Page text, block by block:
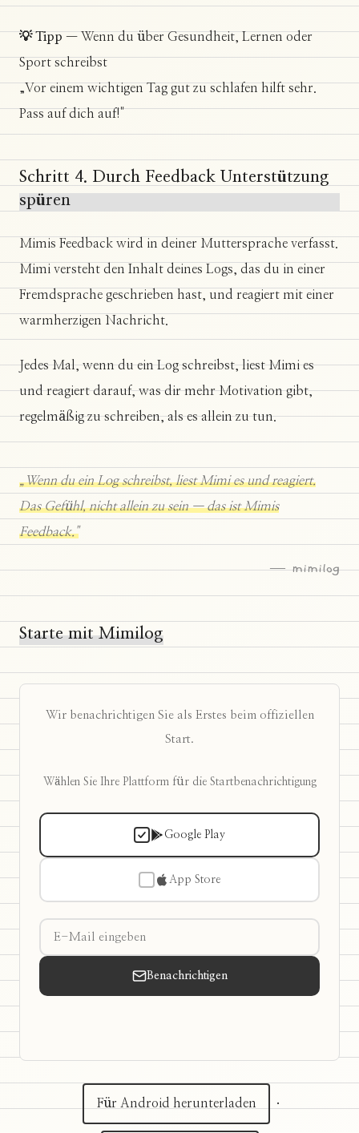
💡 Tipp — Wenn du über Gesundheit, Lernen oder
Sport schreibst
„Vor einem wichtigen Tag gut zu schlafen hilft sehr.
Pass auf dich auf!"
Schritt 4. Durch Feedback Unterstützung
spüren
Mimis Feedback wird in deiner Muttersprache verfasst.
Mimi versteht den Inhalt deines Logs, das du in einer
Fremdsprache geschrieben hast, und reagiert mit einer
warmherzigen Nachricht.
Jedes Mal, wenn du ein Log schreibst, liest Mimi es
und reagiert darauf, was dir mehr Motivation gibt,
regelmäßig zu schreiben, als es allein zu tun.
„Wenn du ein Log schreibst, liest Mimi es und reagiert.
Das Gefühl, nicht allein zu sein — das ist Mimis
Feedback."
— mimilog
Starte mit Mimilog
Wir benachrichtigen Sie als Erstes beim offiziellen
Start.
Wählen Sie Ihre Plattform für die Startbenachrichtigung
Google Play
App Store
Benachrichtigen
Für Android herunterladen ·